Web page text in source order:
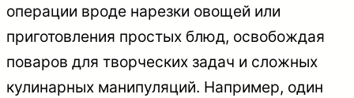
операции вроде нарезки овощей или
приготовления простых блюд, освобождая
поваров для творческих задач и сложных
кулинарных манипуляций. Например, один